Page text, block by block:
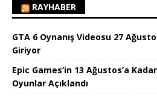
RAYHABER
GTA 6 Oynanış Videosu 27
Giriyor
Epic Games’in 13 Ağustos’a
Oyunlar Açıklandı